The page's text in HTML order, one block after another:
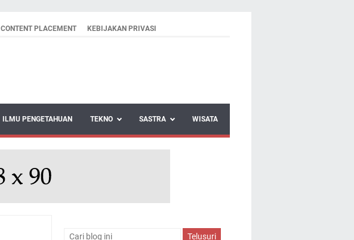
CONTENT PLACEMENT KEBIJAKAN PRIVASI
ILMU PENGETAHUAN TEKNO SASTRA WISATA